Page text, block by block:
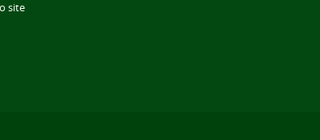
site